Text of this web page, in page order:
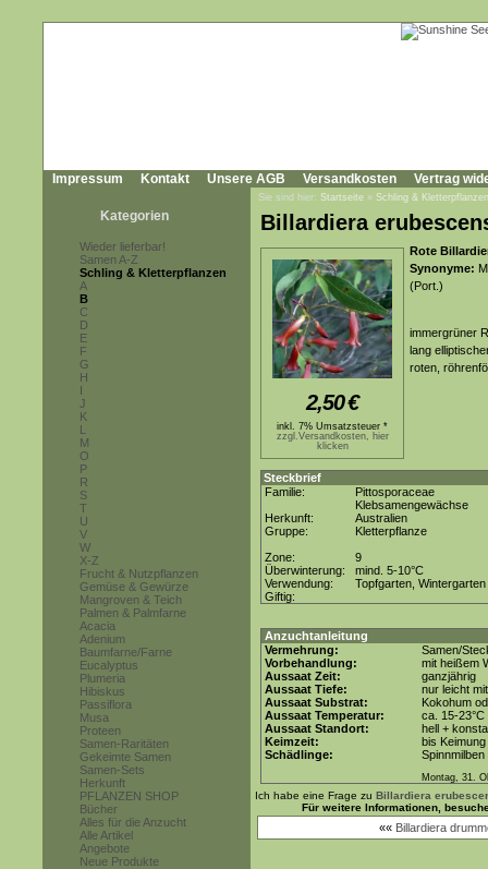
Impressum Kontakt Unsere AGB Versandkosten Vertrag
Kategorien
Wieder lieferbar!
Samen A-Z
Schling & Kletterpflanzen
A
B
C
D
E
F
G
H
I
J
K
L
M
O
P
R
S
T
U
V
W
X-Z
Frucht & Nutzpflanzen
Gemüse & Gewürze
Mangroven & Teich
Palmen & Palmfarne
Acacia
Adenium
Baumfarne/Farne
Eucalyptus
Plumeria
Hibiskus
Passiflora
Musa
Proteen
Samen-Raritäten
Gekeimte Samen
Samen-Sets
Herkunft
PFLANZEN SHOP
Bücher
Alles für die Anzucht
Alle Artikel
Angebote
Neue Produkte
Sie sind hier: Startseite » Schling & Kletterpflanzen
Billardiera
2,50€
inkl. 7% Umsatzsteuer *
zzgl.Versandkosten, hier
klicken
Rote
Synonyme:
(Port.)
immergrüner
lang
roten,
Steckbrief
Familie:
Pittosporaceae
Klebsamengewächse
Herkunft:
Australien
Gruppe:
Kletterpflanze
Zone:
9
Überwinterung:
mind. 5-10°C
Verwendung:
Topfgarten, Wintergarten
Giftig:
Anzuchtanleitung
Vermehrung:
Samen/
Vorbehandlung:
mit heißem
Aussaat Zeit:
ganzjährig
Aussaat Tiefe:
nur leicht
Aussaat Substrat:
Kokohum
Aussaat Temperatur:
ca. 15-23°C
Aussaat Standort:
hell +
Keimzeit:
bis
Schädlinge:
Montag, 31.
Ich habe eine Frage zu Billardiera
Für weitere Informationen,
«« Billardiera